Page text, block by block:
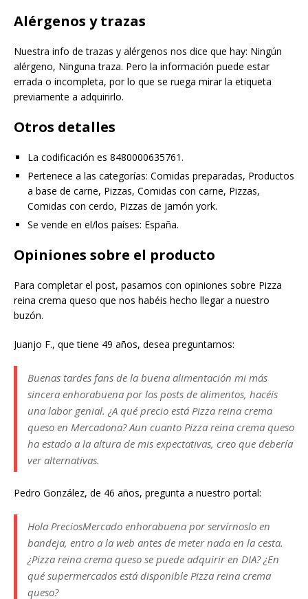
Alérgenos y trazas
Nuestra info de trazas y alérgenos nos dice que hay: Ningún
alérgeno, Ninguna traza. Pero la información puede estar
errada o incompleta, por lo que se ruega mirar la etiqueta
previamente a adquirirlo.
Otros detalles
La codificación es 8480000635761.
Pertenece a las categorías: Comidas preparadas, Productos
a base de carne, Pizzas, Comidas con carne, Pizzas,
Comidas con cerdo, Pizzas de jamón york.
Se vende en el/los países: España.
Opiniones sobre el producto
Para completar el post, pasamos con opiniones sobre Pizza
reina crema queso que nos habéis hecho llegar a nuestro
buzón.
Juanjo F., que tiene 49 años, desea preguntarnos:
Buenas tardes fans de la buena alimentación mi más
sincera enhorabuena por los posts de alimentos, hacéis
una labor genial. ¿A qué precio está Pizza reina crema
queso en Mercadona? Aun cuanto Pizza reina crema queso
ha estado a la altura de mis expectativas, creo que debería
ver alternativas.
Pedro González, de 46 años, pregunta a nuestro portal:
Hola PreciosMercado enhorabuena por servírnoslo en
bandeja, entro a la web antes de meter nada en la cesta.
¿Pizza reina crema queso se puede adquirir en DIA? ¿En
qué supermercados está disponible Pizza reina crema
queso?